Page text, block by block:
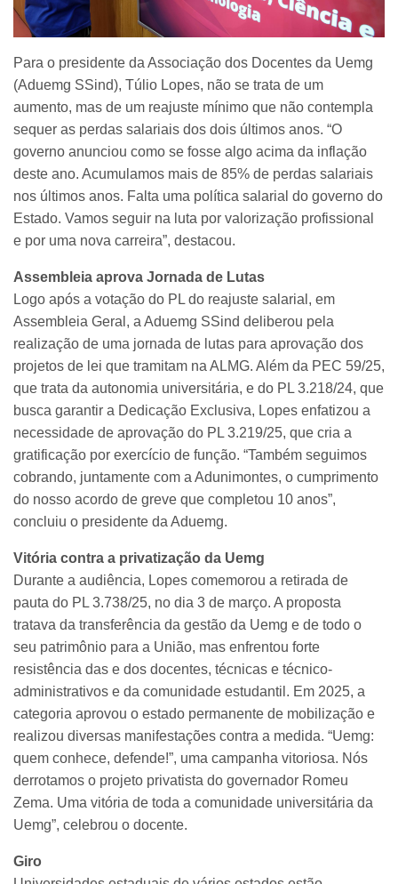
Para o presidente da Associação dos Docentes da Uemg
(Aduemg SSind), Túlio Lopes, não se trata de um
aumento, mas de um reajuste mínimo que não contempla
sequer as perdas salariais dos dois últimos anos. “O
governo anunciou como se fosse algo acima da inflação
deste ano. Acumulamos mais de 85% de perdas salariais
nos últimos anos. Falta uma política salarial do governo do
Estado. Vamos seguir na luta por valorização profissional
e por uma nova carreira”, destacou.
Assembleia aprova Jornada de Lutas
Logo após a votação do PL do reajuste salarial, em
Assembleia Geral, a Aduemg SSind deliberou pela
realização de uma jornada de lutas para aprovação dos
projetos de lei que tramitam na ALMG. Além da PEC 59/25,
que trata da autonomia universitária, e do PL 3.218/24, que
busca garantir a Dedicação Exclusiva, Lopes enfatizou a
necessidade de aprovação do PL 3.219/25, que cria a
gratificação por exercício de função. “Também seguimos
cobrando, juntamente com a Adunimontes, o cumprimento
do nosso acordo de greve que completou 10 anos”,
concluiu o presidente da Aduemg.
Vitória contra a privatização da Uemg
Durante a audiência, Lopes comemorou a retirada de
pauta do PL 3.738/25, no dia 3 de março. A proposta
tratava da transferência da gestão da Uemg e de todo o
seu patrimônio para a União, mas enfrentou forte
resistência das e dos docentes, técnicas e técnico-
administrativos e da comunidade estudantil. Em 2025, a
categoria aprovou o estado permanente de mobilização e
realizou diversas manifestações contra a medida. “Uemg:
quem conhece, defende!”, uma campanha vitoriosa. Nós
derrotamos o projeto privatista do governador Romeu
Zema. Uma vitória de toda a comunidade universitária da
Uemg”, celebrou o docente.
Giro